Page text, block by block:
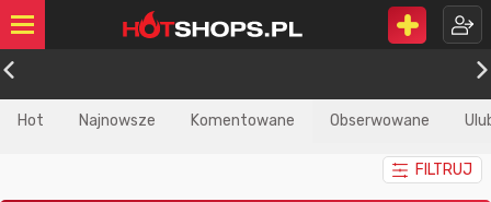
Hot Najnowsze Komentowane Obserwowane
FILTRUJ